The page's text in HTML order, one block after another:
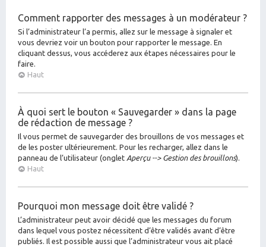
Comment rapporter des messages à un modérateur ?
Si l’administrateur l’a permis, allez sur le message à signaler et
vous devriez voir un bouton pour rapporter le message. En
cliquant dessus, vous accéderez aux étapes nécessaires pour le
faire.
Haut
À quoi sert le bouton « Sauvegarder » dans la page
de rédaction de message ?
Il vous permet de sauvegarder des brouillons de vos messages et
de les poster ultérieurement. Pour les recharger, allez dans le
panneau de l’utilisateur (onglet Aperçu --> Gestion des brouillons).
Haut
Pourquoi mon message doit être validé ?
L’administrateur peut avoir décidé que les messages du forum
dans lequel vous postez nécessitent d’être validés avant d’être
publiés. Il est possible aussi que l’administrateur vous ait placé